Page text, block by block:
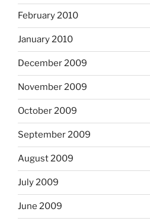
February 2010
January 2010
December 2009
November 2009
October 2009
September 2009
August 2009
July 2009
June 2009